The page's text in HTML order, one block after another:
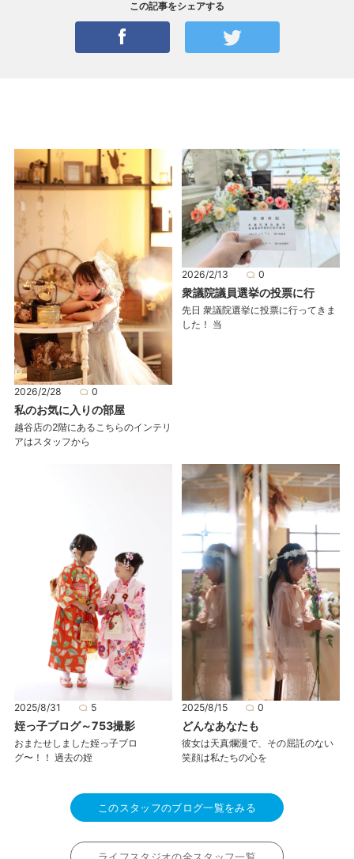
この記事をシェアする
2026/2/28 0
私のお気に入りの部屋
越谷店の2階にあるこちらのインテリ
アはスタッフから
2026/2/13 0
衆議院議員選挙の投票に行
先日 衆議院選挙に投票に行ってきま
した！ 当
2025/8/31 5
姪っ子ブログ～753撮影
おまたせしました姪っ子ブロ
グ〜！！ 過去の姪
2025/8/15 0
どんなあなたも
彼女は天真爛漫で、その屈託のない
笑顔は私たちの心を
このスタッフのブログ一覧をみる
ライフスタジオの全スタッフ一覧